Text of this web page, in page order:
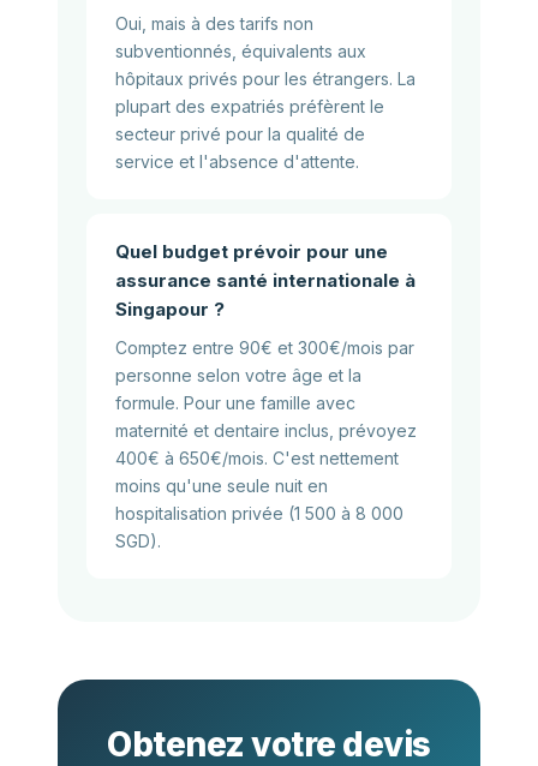
Oui, mais à des tarifs non
subventionnés, équivalents aux
hôpitaux privés pour les étrangers. La
plupart des expatriés préfèrent le
secteur privé pour la qualité de
service et l'absence d'attente.
Quel budget prévoir pour une
assurance santé internationale à
Singapour ?
Comptez entre 90€ et 300€/mois par
personne selon votre âge et la
formule. Pour une famille avec
maternité et dentaire inclus, prévoyez
400€ à 650€/mois. C'est nettement
moins qu'une seule nuit en
hospitalisation privée (1 500 à 8 000
SGD).
Obtenez votre devis